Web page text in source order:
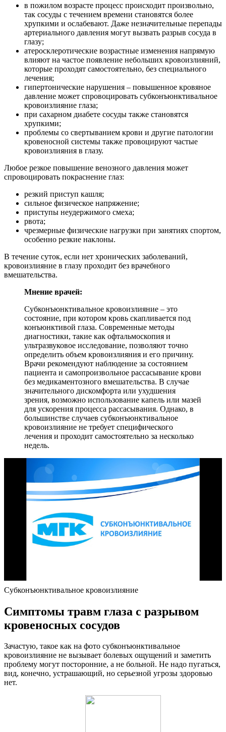
в пожилом возрасте процесс происходит произвольно,
так сосуды с течением времени становятся более
хрупкими и ослабевают. Даже незначительные перепады
артериального давления могут вызвать разрыв сосуда в
глазу;
атеросклеротические возрастные изменения напрямую
влияют на частое появление небольших кровоизлияний,
которые проходят самостоятельно, без специального
лечения;
гипертонические нарушения – повышенное кровяное
давление может спровоцировать субконъюнктивальное
кровоизлияние глаза;
при сахарном диабете сосуды также становятся
хрупкими;
проблемы со свертыванием крови и другие патологии
кровеносной системы также провоцируют частые
кровоизлияния в глазу.
Любое резкое повышение венозного давления может
спровоцировать покраснение глаз:
резкий приступ кашля;
сильное физическое напряжение;
приступы неудержимого смеха;
рвота;
чрезмерные физические нагрузки при занятиях спортом,
особенно резкие наклоны.
В течение суток, если нет хронических заболеваний,
кровоизлияние в глазу проходит без врачебного
вмешательства.
Мнение врачей:
Субконъюнктивальное кровоизлияние – это
состояние, при котором кровь скапливается под
конъюнктивой глаза. Современные методы
диагностики, такие как офтальмоскопия и
ультразвуковое исследование, позволяют точно
определить объем кровоизлияния и его причину.
Врачи рекомендуют наблюдение за состоянием
пациента и самопроизвольное рассасывание крови
без медикаментозного вмешательства. В случае
значительного дискомфорта или ухудшения
зрения, возможно использование капель или мазей
для ускорения процесса рассасывания. Однако, в
большинстве случаев субконъюнктивальное
кровоизлияние не требует специфического
лечения и проходит самостоятельно за несколько
недель.
Субконъюнктивальное кровоизлияние
Симптомы травм глаза с разрывом
кровеносных сосудов
Зачастую, такое как на фото субконъюнктивальное
кровоизлияние не вызывает болевых ощущений и заметить
проблему могут посторонние, а не больной. Не надо пугаться,
вид, конечно, устрашающий, но серьезной угрозы здоровью
нет.